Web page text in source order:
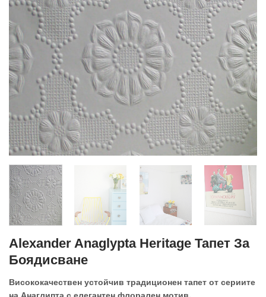
Alexander Anaglypta Heritage Тапет За
Боядисване
Висококачествен устойчив традиционен тапет от сериите